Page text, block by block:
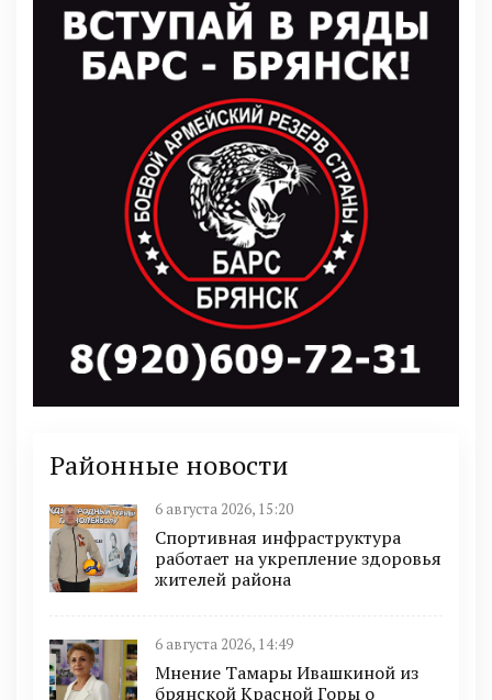
Районные новости
6 августа 2026, 15:20
Спортивная инфраструктура
работает на укрепление здоровья
жителей района
6 августа 2026, 14:49
Мнение Тамары Ивашкиной из
брянской Красной Горы о